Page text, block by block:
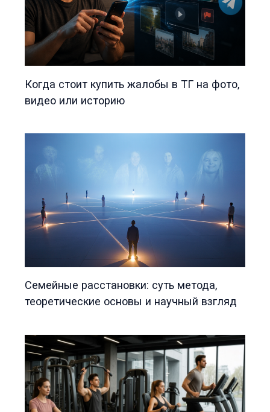
Когда стоит купить жалобы в ТГ на фото,
видео или историю
Семейные расстановки: суть метода,
теоретические основы и научный взгляд